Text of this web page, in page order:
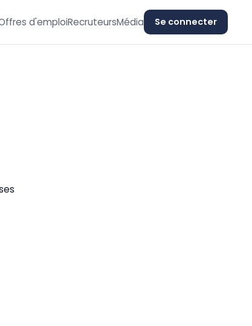
d'emploiRecruteursMédia Se connecter